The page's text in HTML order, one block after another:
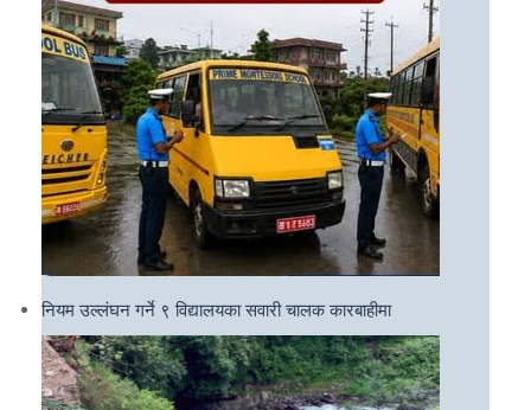
नियम उल्लंघन गर्ने ९ विद्यालयका सवारी चालक कारबाहीमा